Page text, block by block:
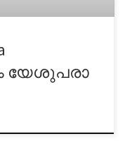
യേശുപരാ